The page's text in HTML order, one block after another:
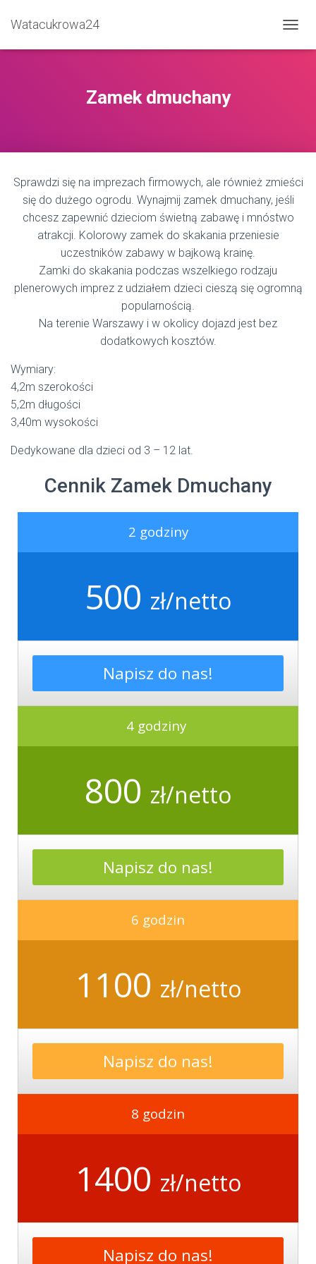
Watacukrowa24
R
I
G
C
Zamek dmuchany
Sprawdzi się na imprezach firmowych, ale również zmieści
się do dużego ogrodu. Wynajmij zamek dmuchany, jeśli
chcesz zapewnić dzieciom świetną zabawę i mnóstwo
atrakcji. Kolorowy zamek do skakania przeniesie
uczestników zabawy w bajkową krainę.
Zamki do skakania podczas wszelkiego rodzaju
plenerowych imprez z udziałem dzieci cieszą się ogromną
popularnością.
Na terenie Warszawy i w okolicy dojazd jest bez
dodatkowych kosztów.
Wymiary:
4,2m szerokości
5,2m długości
3,40m wysokości
Dedykowane dla dzieci od 3 – 12 lat.
Cennik Zamek Dmuchany
2 godziny
500 zł/netto
Napisz do nas!
4 godziny
800 zł/netto
Napisz do nas!
6 godzin
1100 zł/netto
Napisz do nas!
8 godzin
1400 zł/netto
Napisz do nas!